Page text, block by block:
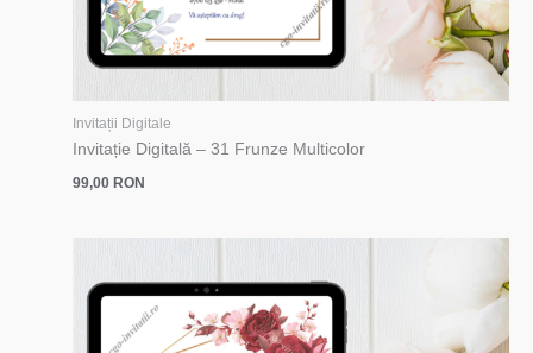
Invitații Digitale
Invitație Digitală – 31 Frunze Multicolor
99,00RON